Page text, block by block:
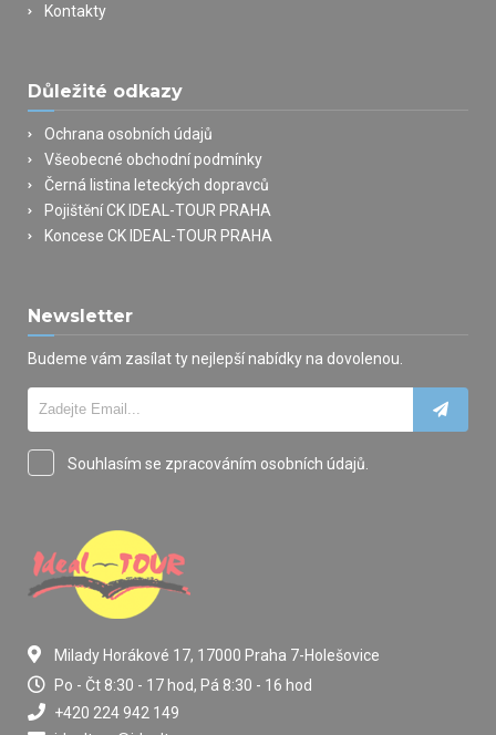
Kontakty
Důležité odkazy
Ochrana osobních údajů
Všeobecné obchodní podmínky
Černá listina leteckých dopravců
Pojištění CK IDEAL-TOUR PRAHA
Koncese CK IDEAL-TOUR PRAHA
Newsletter
Budeme vám zasílat ty nejlepší nabídky na dovolenou.
Souhlasím se zpracováním osobních údajů.
Milady Horákové 17, 17000 Praha 7-Holešovice
Po - Čt 8:30 - 17 hod, Pá 8:30 - 16 hod
+420 224 942 149